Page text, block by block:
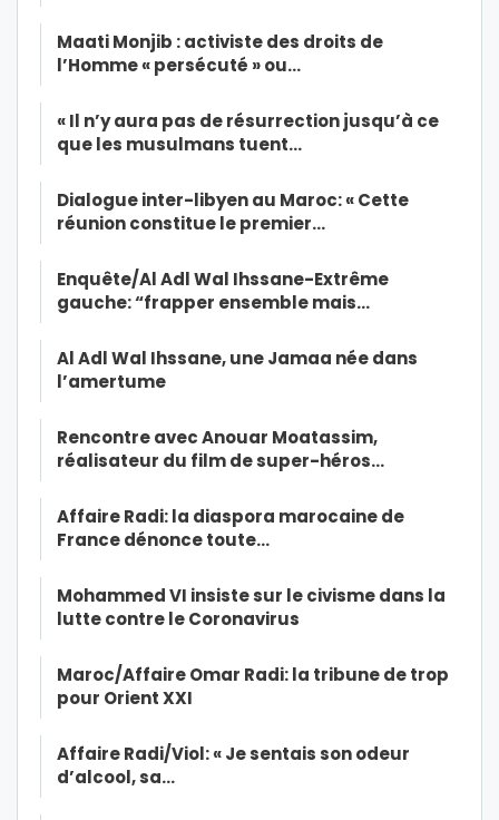
Maati Monjib : activiste des droits de
l’Homme « persécuté » ou…
« Il n’y aura pas de résurrection jusqu’à ce
que les musulmans tuent…
Dialogue inter-libyen au Maroc: « Cette
réunion constitue le premier…
Enquête/Al Adl Wal Ihssane-Extrême
gauche: “frapper ensemble mais…
Al Adl Wal Ihssane, une Jamaa née dans
l’amertume
Rencontre avec Anouar Moatassim,
réalisateur du film de super-héros…
Affaire Radi: la diaspora marocaine de
France dénonce toute…
Mohammed VI insiste sur le civisme dans la
lutte contre le Coronavirus
Maroc/Affaire Omar Radi: la tribune de trop
pour Orient XXI
Affaire Radi/Viol: « Je sentais son odeur
d’alcool, sa…